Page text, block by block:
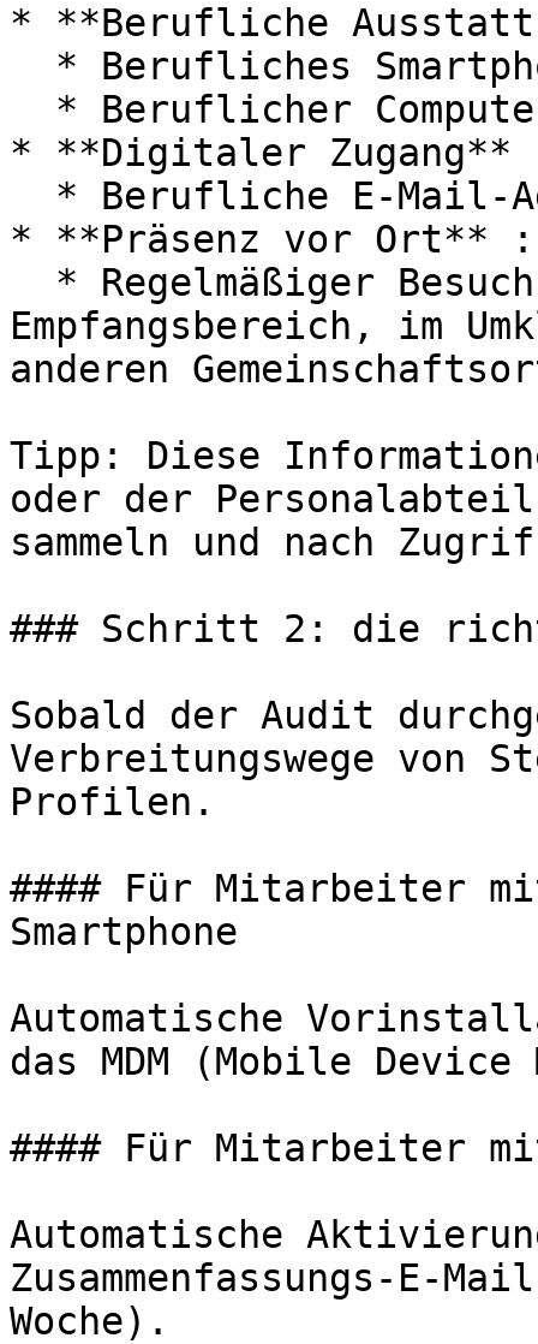
* **Berufliche
* **Digitaler Zugang**
* **Präsenz vor Ort** :
Empfangsbereich, im
anderen
Tipp: Diese
oder der
sammeln und nach
### Schritt 2: die
Sobald der Audit
Verbreitungswege von
Profilen.
#### Für Mitarbeiter
Smartphone
Automatische
das MDM (Mobile Device
#### Für Mitarbeiter
Automatische
Zusammenfassungs-E-
Woche).